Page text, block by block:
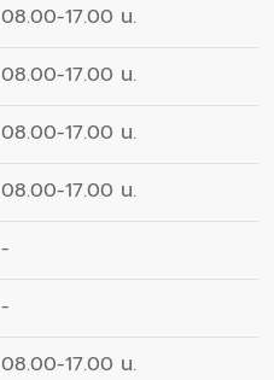
08.00-17.00 น.
08.00-17.00 น.
08.00-17.00 น.
08.00-17.00 น.
-
-
08.00-17.00 น.